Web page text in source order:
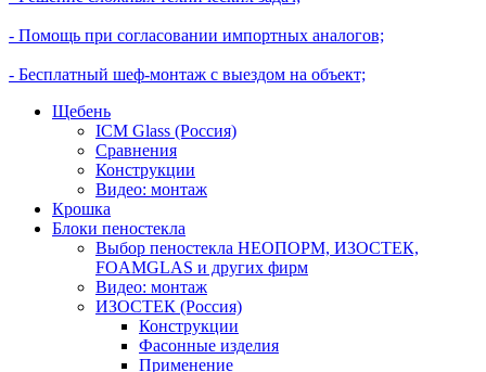
- Помощь при согласовании импортных аналогов;
- Бесплатный шеф-монтаж с выездом на объект;
Щебень
ICM Glass (Россия)
Сравнения
Конструкции
Видео: монтаж
Крошка
Блоки пеностекла
Выбор пеностекла НЕОПОРМ, ИЗОСТЕК,
FOAMGLAS и других фирм
Видео: монтаж
ИЗОСТЕК (Россия)
Конструкции
Фасонные изделия
Применение